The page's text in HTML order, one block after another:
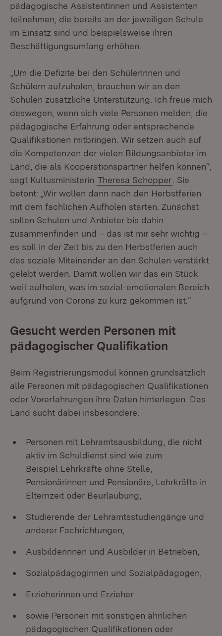
pädagogische Assistentinnen und Assistenten
teilnehmen, die bereits an der jeweiligen Schule
im Einsatz sind und beispielsweise ihren
Beschäftigungsumfang erhöhen.
„Um die Defizite bei den Schülerinnen und
Schülern aufzuholen, brauchen wir an den
Schulen zusätzliche Unterstützung. Ich freue mich
deswegen, wenn sich viele Personen melden, die
pädagogische Erfahrung oder entsprechende
Qualifikationen mitbringen. Wir setzen auch auf
die Kompetenzen der vielen Bildungsanbieter im
Land, die als Kooperationspartner helfen können“,
sagt Kultusministerin Theresa Schopper . Sie
betont: „Wir wollen dann nach den Herbstferien
mit dem fachlichen Aufholen starten. Zunächst
sollen Schulen und Anbieter bis dahin
zusammenfinden und – das ist mir sehr wichtig –
es soll in der Zeit bis zu den Herbstferien auch
das soziale Miteinander an den Schulen verstärkt
gelebt werden. Damit wollen wir das ein Stück
weit aufholen, was im sozial-emotionalen Bereich
aufgrund von Corona zu kurz gekommen ist.“
Gesucht werden Personen mit
pädagogischer Qualifikation
Beim Registrierungsmodul können grundsätzlich
alle Personen mit pädagogischen Qualifikationen
oder Vorerfahrungen ihre Daten hinterlegen. Das
Land sucht dabei insbesondere:
Personen mit Lehramtsausbildung, die nicht
aktiv im Schuldienst sind wie zum
Beispiel Lehrkräfte ohne Stelle,
Pensionärinnen und Pensionäre, Lehrkräfte in
Elternzeit oder Beurlaubung,
Studierende der Lehramtsstudiengänge und
anderer Fachrichtungen,
Ausbilderinnen und Ausbilder in Betrieben,
Sozialpädagoginnen und Sozialpädagogen,
Erzieherinnen und Erzieher
sowie Personen mit sonstigen ähnlichen
pädagogischen Qualifikationen oder